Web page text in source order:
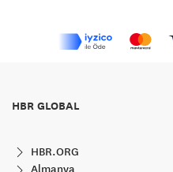
HBR GLOBAL
HBR.ORG
Almanya